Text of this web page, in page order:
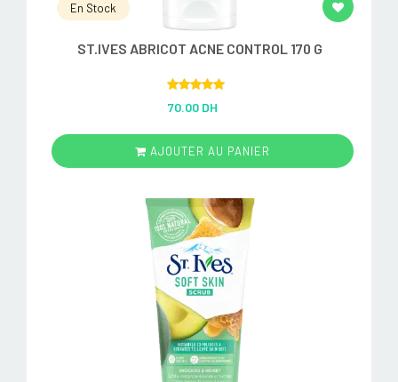
En Stock
ST.IVES ABRICOT ACNE CONTROL 170 G
out of 5
70.00 DH
AJOUTER AU PANIER